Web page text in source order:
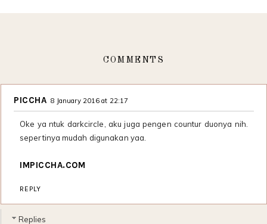
COMMENTS
PICCHA 8 January 2016 at 22:17
Oke ya ntuk darkcircle, aku juga pengen countur duonya nih.
sepertinya mudah digunakan yaa.
IMPICCHA.COM
REPLY
Replies